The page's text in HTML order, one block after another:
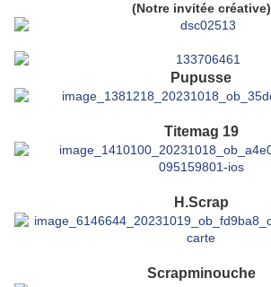
(Notre invitée créative)
Pupusse
Titemag 19
H.Scrap
Scrapminouche